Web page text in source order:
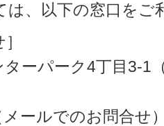
は、以下の窓口をご
ーパーク4丁目3-1
ールでのお問合せ